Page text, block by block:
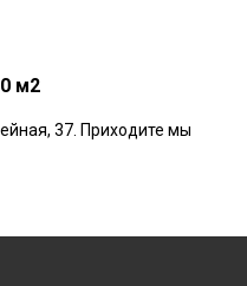
м2
37. Приходите мы